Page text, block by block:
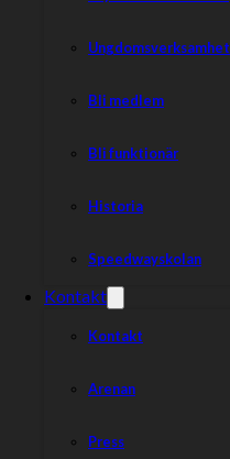
Ungdomsverksamhet
Bli medlem
Bli funktionär
Historia
Speedwayskolan
Kontakt
Kontakt
Arenan
Press